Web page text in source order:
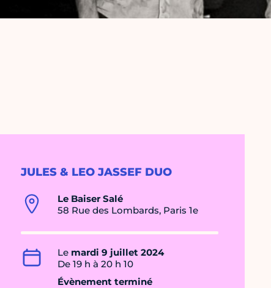
JULES & LEO JASSEF DUO
Le Baiser Salé
58 Rue des Lombards, Paris 1e
Le mardi 9 juillet 2024
De 19 h à 20 h 10
Évènement terminé